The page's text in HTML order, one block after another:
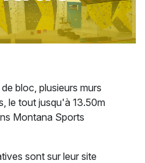
bloc, plusieurs murs
le tout jusqu'à 13.50m
Montana Sports
sont sur leur site